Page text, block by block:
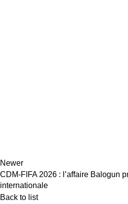
Newer
CDM-FIFA 2026 : l’affaire Balogun
internationale
Back to list